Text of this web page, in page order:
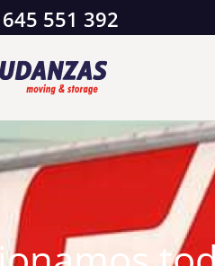
551 392